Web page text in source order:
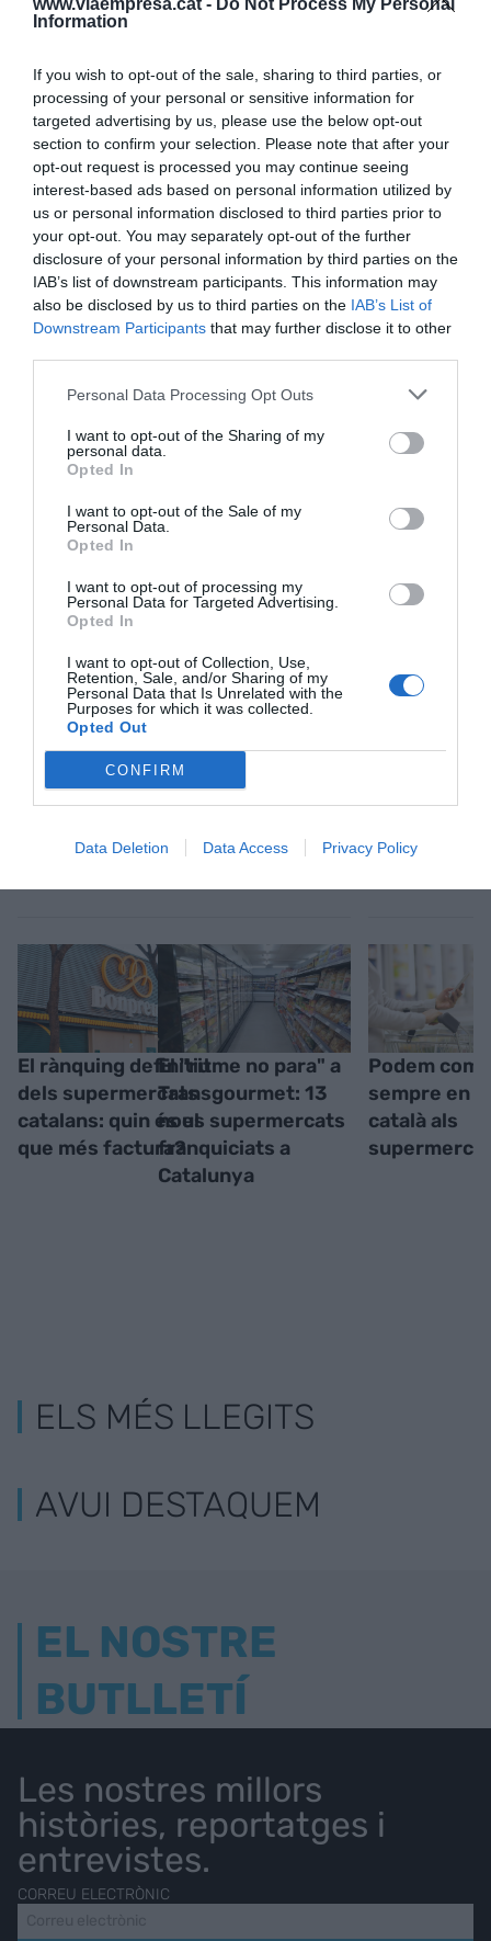
www.viaempresa.cat - Do Not Process My Personal
Information
If you wish to opt-out of the sale, sharing to third parties, or
processing of your personal or sensitive information for
targeted advertising by us, please use the below opt-out
section to confirm your selection. Please note that after your
opt-out request is processed you may continue seeing
interest-based ads based on personal information utilized by
us or personal information disclosed to third parties prior to
your opt-out. You may separately opt-out of the further
disclosure of your personal information by third parties on the
IAB’s list of downstream participants. This information may
also be disclosed by us to third parties on the IAB’s List of
Downstream Participants that may further disclose it to other
Personal Data Processing Opt Outs
I want to opt-out of the Sharing of my
personal data.
Opted In
I want to opt-out of the Sale of my
Personal Data.
Opted In
I want to opt-out of processing my
Personal Data for Targeted Advertising.
Opted In
I want to opt-out of Collection, Use,
Retention, Sale, and/or Sharing of my
Personal Data that Is Unrelated with the
Purposes for which it was collected.
Opted Out
CONFIRM
Data Deletion Data Access Privacy Policy
L'OCU ha atribuït aquest increment a l'augment
fertilitzants i combustibles en el cas dels
productes frescos. Així, han avisat que alguns
aliments, com les pomes o els plàtans, han
experimentat majors increments en els mateixos
supermercats. Segons l'organització, la rebaixa de
l'IVA ha tingut un impacte limitat en el control dels
preus a supermercats, però igualment exigeixen
que es mantingui més enllà de juny i s'ampliï a la
carn i el peix. "El 50% de les famílies tenen
forma substancial el xec de 200 euros per a
famílies amb ingressos de menys de 27.000 euros,
així com el nombre de beneficiaris.
Afegir
Estigues informat amb les últimes notícies d'actualitat
ACTIVAR ARA
RELACIONADES
El rànquing definitiu
dels supermercats
catalans: quin és el
que més factura?
El "ritme no para" a
Transgourmet: 13
nous supermercats
franquiciats a
Catalunya
Podem
sempre en
català als
ELS MÉS LLEGITS
AVUI DESTAQUEM
EL NOSTRE
BUTLLETÍ
Les nostres millors
històries, reportatges i
entrevistes.
CORREU ELECTRÒNIC